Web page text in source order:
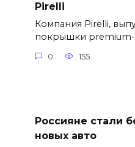
Pirelli
Компания Pirelli,
покрышки premium-
0 155
Россияне стали
новых авто